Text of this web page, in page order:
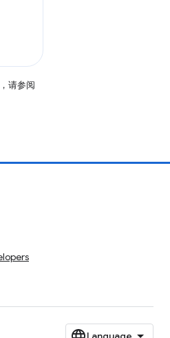
请参阅